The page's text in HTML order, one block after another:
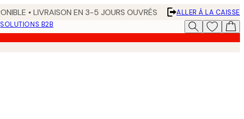
• LIVRAISON EN 3-5 JOURS OUVRÉS
ALLER À LA CAISSE
SOLUTIONS B2B